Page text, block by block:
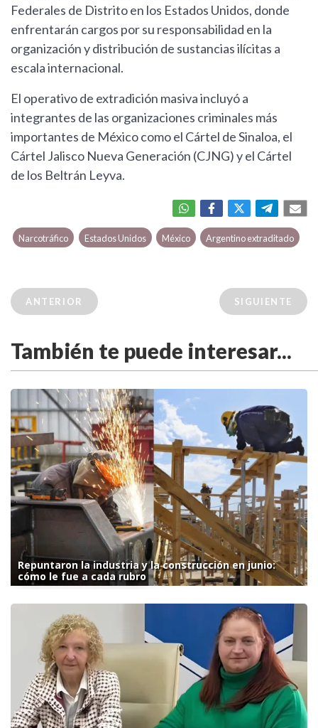
Federales de Distrito en los Estados Unidos, donde
enfrentarán cargos por su responsabilidad en la
organización y distribución de sustancias ilícitas a
escala internacional.
El operativo de extradición masiva incluyó a
integrantes de las organizaciones criminales más
importantes de México como el Cártel de Sinaloa, el
Cártel Jalisco Nueva Generación (CJNG) y el Cártel
de los Beltrán Leyva.
Narcotráfico Estados Unidos México Argentino extraditado
ANTERIOR SIGUIENTE
También te puede interesar...
Repuntaron la industria y la construcción en junio:
cómo le fue a cada rubro